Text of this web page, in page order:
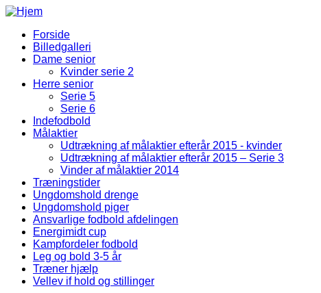
Gå til hovedindhold
Fodbold Menu
Forside
Billedgalleri
Dame senior
Kvinder serie 2
Herre senior
Serie 5
Serie 6
Indefodbold
Målaktier
Udtrækning af målaktier efterår 2015 - kvinder
Udtrækning af målaktier efterår 2015 – Serie 3
Vinder af målaktier 2014
Træningstider
Ungdomshold drenge
Ungdomshold piger
Ansvarlige fodbold afdelingen
Energimidt cup
Kampfordeler fodbold
Leg og bold 3-5 år
Træner hjælp
Vellev if hold og stillinger